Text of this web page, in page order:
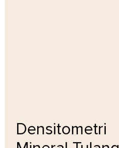
Densitometri